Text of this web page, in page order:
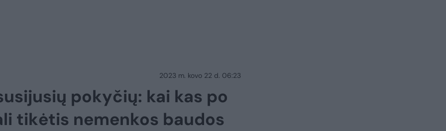
2023 m. kovo 22 d. 06:23
pokyčių: kai kas po
tikėtis nemenkos baudos